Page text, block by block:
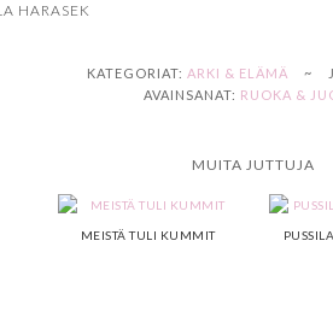
HARASEK
KATEGORIAT: ARKI & ELÄMÄ ~
AVAINSANAT: RUOKA &
MUITA JUTTUJA
MEISTÄ TULI KUMMIT